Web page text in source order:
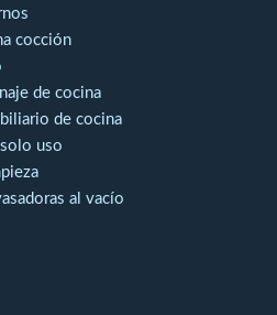
cocción
de cocina
de cocina
uso
al vacío